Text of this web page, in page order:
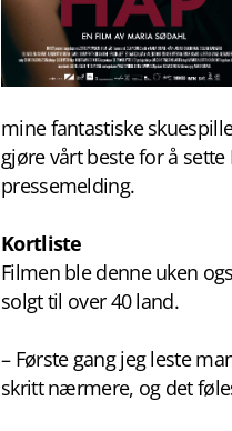
mine fantastiske
gjøre vårt beste for å
pressemelding.
Kortliste
Filmen ble denne uken
solgt til over 40 land.
– Første gang jeg leste
skritt nærmere, og det